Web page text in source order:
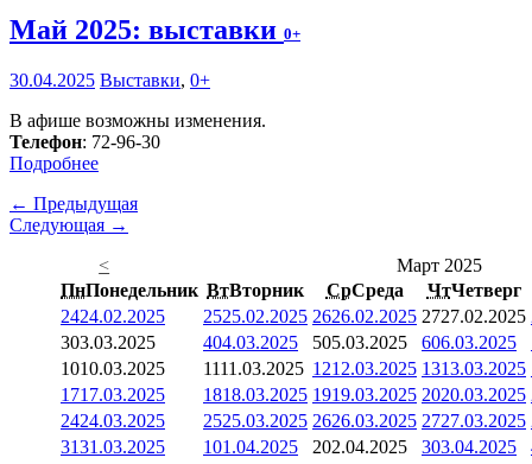
Май 2025: выставки 0+
30.04.2025 Выставки, 0+
В афише возможны изменения.
Телефон: 72-96-30
Подробнее
← Предыдущая
Следующая →
<
Март 2025
ПнПонедельник ВтВторник СрСреда ЧтЧетверг
2424.02.2025 2525.02.2025 2626.02.2025 2727.02.2025
303.03.2025 404.03.2025 505.03.2025 606.03.2025
1010.03.2025 1111.03.2025 1212.03.2025 1313.03.2025
1717.03.2025 1818.03.2025 1919.03.2025 2020.03.2025
2424.03.2025 2525.03.2025 2626.03.2025 2727.03.2025
3131.03.2025 101.04.2025 202.04.2025 303.04.2025